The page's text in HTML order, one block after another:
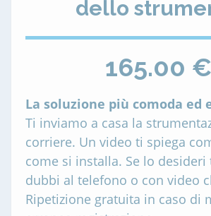
dello
165.00 €
La soluzione più comoda ed
Ti inviamo a casa la
corriere. Un video ti spiega
come si installa. Se lo
dubbi al telefono o con video
Ripetizione gratuita in caso di